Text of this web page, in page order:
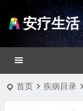
安疗生活
首页 疾病目录